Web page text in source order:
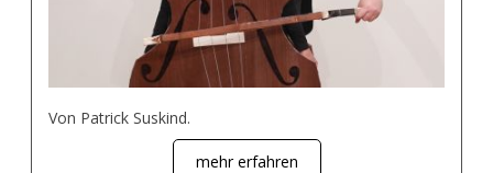
Von Patrick Suskind.
mehr erfahren